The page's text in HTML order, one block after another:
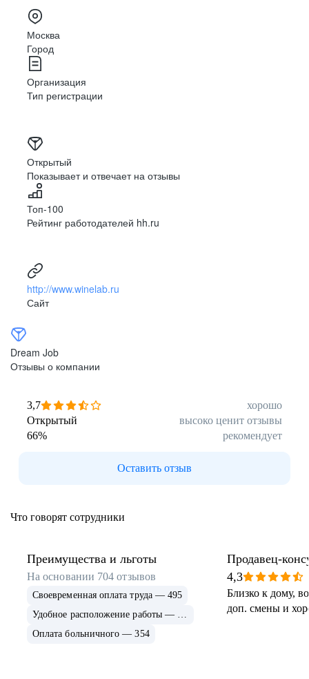
Москва
Город
Организация
Тип регистрации
Открытый
Показывает и отвечает на отзывы
Топ-100
Рейтинг работодателей hh.ru
http://www.winelab.ru
Сайт
Dream Job
Отзывы о компании
3,7
хорошо
Открытый
высоко ценит отзывы
66% рекомендует
Оставить отзыв
Что говорят сотрудники
Преимущества и льготы
На основании 704 отзывов
Своевременная оплата труда — 495
Оплата больничного — 354
Продавец-
Старший
4,3
Близко к дому,
доп. смены и